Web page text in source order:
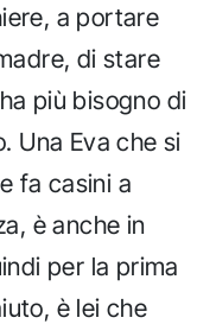
a portare
di stare
più bisogno di
Una Eva che si
fa casini a
è anche in
per la prima
è lei che